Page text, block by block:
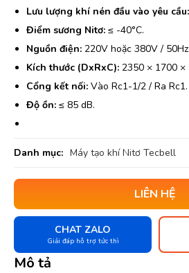
Lưu lượng khí nén đầu vào yêu cầu:
Điểm sương Nitơ: ≤ -40°C.
Nguồn điện: 220V hoặc 380V / 50Hz.
Kích thước (DxRxC): 2350 × 1700 ×
Cổng kết nối: Vào Rc1-1/2 / Ra Rc1.
Độ ồn: ≤ 85 dB.
Danh mục: Máy tạo khí Nitơ Tecbell
LIÊN HỆ
CHAT ZALO
Giải đáp hỗ trợ tức thì
Mô tả